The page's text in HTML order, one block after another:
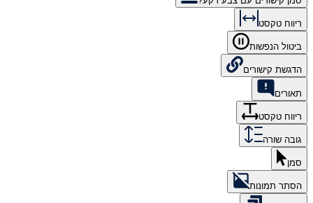
ריווח טקסט
ביטול הנפשות
הדגשת קישורים
תאורים
ריווח טקסט
גובה שורה
סמן
הסתר תמונות